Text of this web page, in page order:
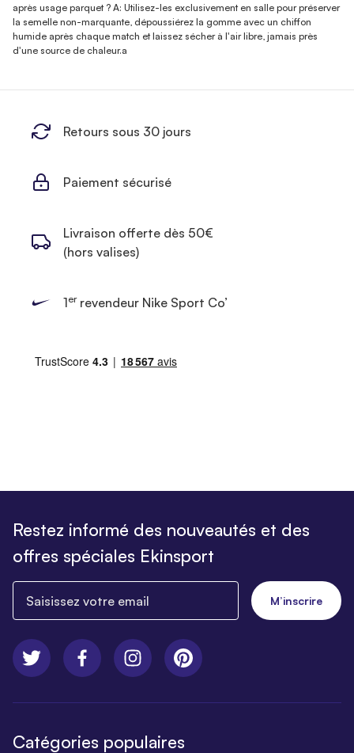
après usage parquet ? A: Utilisez-les exclusivement en salle pour préserver
la semelle non-marquante, dépoussiérez la gomme avec un chiffon
humide après chaque match et laissez sécher à l'air libre, jamais près
d'une source de chaleur.a
Retours sous 30 jours
Paiement sécurisé
Livraison offerte dès 50€
(hors valises)
1errevendeur Nike Sport Co’
Restez informé des nouveautés et des
offres spéciales Ekinsport
M’inscrire
Catégories populaires